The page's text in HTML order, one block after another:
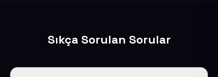
Sıkça Sorulan Sorular